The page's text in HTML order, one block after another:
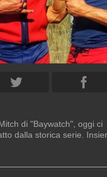
di "Baywatch", oggi ci
dalla storica serie.